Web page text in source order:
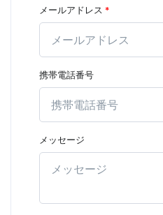
メールアドレス *
携帯電話番号
メッセージ